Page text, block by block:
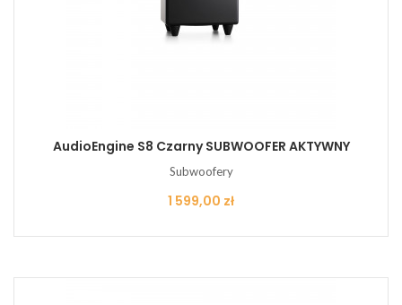
AudioEngine S8 Czarny SUBWOOFER AKTYWNY
Subwoofery
Cena
1 599,00 zł